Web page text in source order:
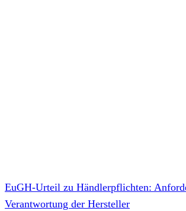
EuGH-Urteil zu Händlerpflichten:
Verantwortung der Hersteller